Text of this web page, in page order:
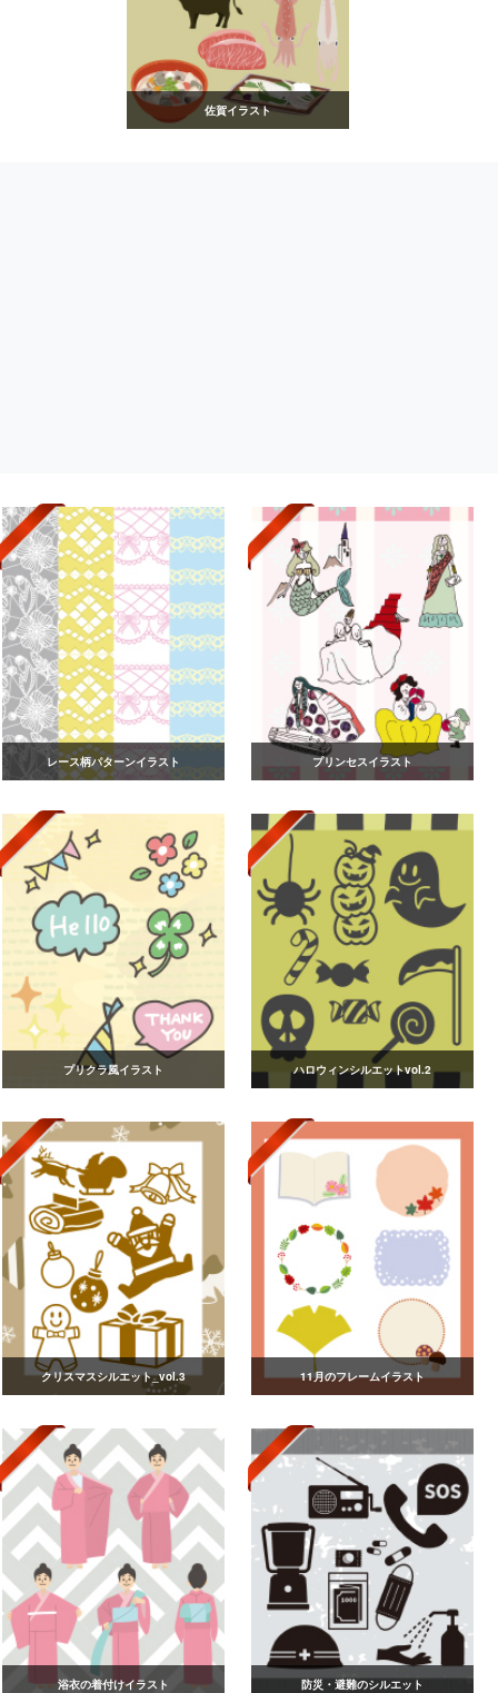
佐賀イラスト
レース柄パターンイラスト プリンセスイラスト
プリクラ風イラスト ハロウィンシルエットvol.2
クリスマスシルエット_vol.3 11月のフレームイラスト
浴衣の着付けイラスト 防災・避難のシルエット